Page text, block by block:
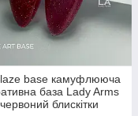
base камуфлююча
база Lady Arms
блискітки